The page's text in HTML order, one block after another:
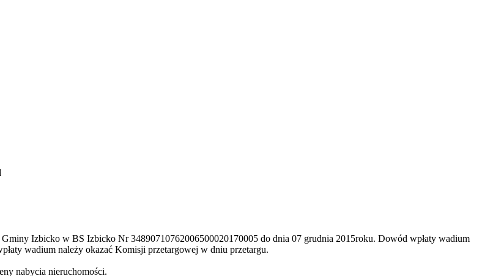
Izbicko w BS Izbicko Nr 34890710762006500020170005 do dnia 07 grudnia 2015roku. Dowód wpłaty wadium
wadium należy okazać Komisji przetargowej w dniu przetargu.
nabycia nieruchomości.